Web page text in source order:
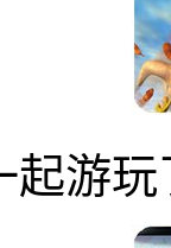
起游玩